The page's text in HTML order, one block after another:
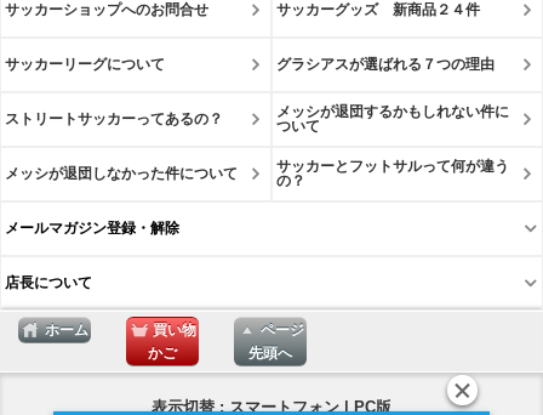
サッカーショップへのお問合せ サッカーグッズ 新商品２４件
サッカーリーグについて グラシアスが選ばれる７つの理由
ストリートサッカーってあるの？
メッシが退団するかもしれない件に
ついて
メッシが退団しなかった件について
サッカーとフットサルって何が違う
の？
メールマガジン登録・解除
店長について
ホーム
買い物
かご
ページ
先頭へ
表示切替 : スマートフォン |PC版